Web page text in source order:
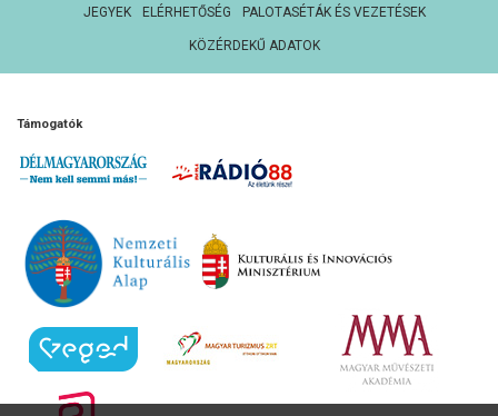
JEGYEK ELÉRHETŐSÉG PALOTASÉTÁK ÉS VEZETÉSEK
KÖZÉRDEKŰ ADATOK
Támogatók